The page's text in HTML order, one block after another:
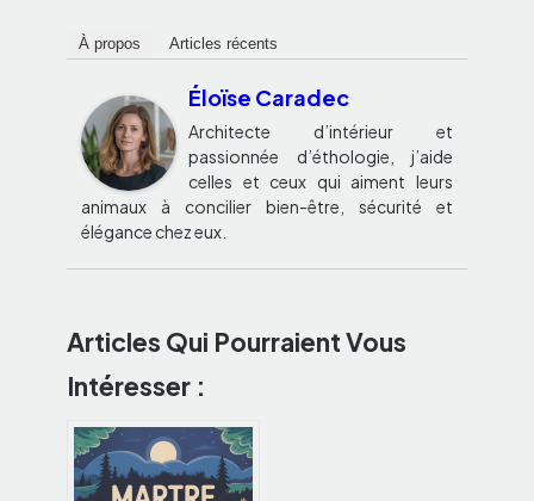
À propos Articles récents
Éloïse Caradec
Architecte d’intérieur et
passionnée d’éthologie, j’aide
celles et ceux qui aiment leurs
animaux à concilier bien-être, sécurité et
élégance chez eux.
Articles Qui Pourraient Vous
Intéresser :